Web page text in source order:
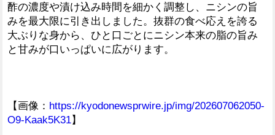
酢の濃度や漬け込み時間を細かく調整し、ニシンの旨
みを最大限に引き出しました。抜群の食べ応えを誇る
大ぶりな身から、ひと口ごとにニシン本来の脂の旨み
と甘みが口いっぱいに広がります。
【画像： https://kyodonewsprwire.jp/img/202607062050-
O9-Kaak5K31】